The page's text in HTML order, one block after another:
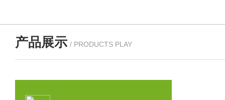
产品展示 / PRODUCTS PLAY